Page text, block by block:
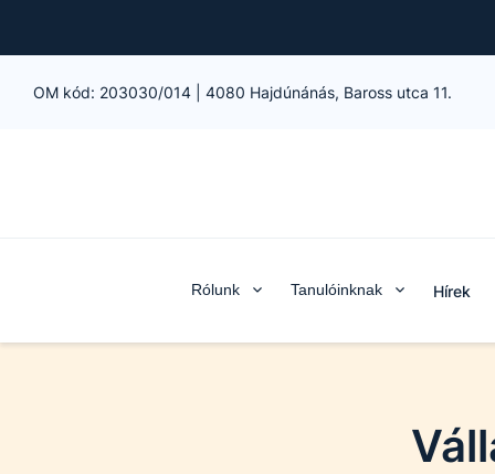
OM kód: 203030/014 4080 Hajdúnánás, Baross utca 11.
Rólunk Tanulóinknak Hírek